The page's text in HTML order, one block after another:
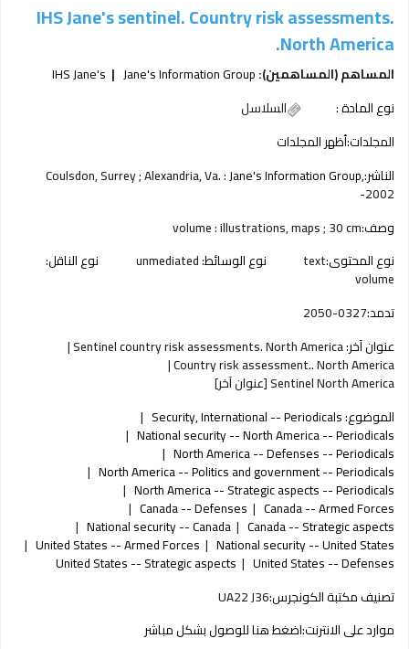
IHS Jane's sentinel. Country risk assessments.
North America.
المساهم (المساهمين):Jane's Information Group
IHS Jane's
نوع المادة :
السلاسل
المجلدات:أظهر المجلدات
الناشر:
Coulsdon, Surrey ; Alexandria, Va. :Jane's Information Group,
2002-
وصف:volume : illustrations, maps ; 30 cm
نوع المحتوى:text نوع الوسائط:unmediated نوع الناقل:
volume
تدمد:2050-0327
عنوان آخر:Sentinel country risk assessments. North America
Country risk assessment.. North America
Sentinel North America [عنوان آخر]
الموضوع:Security, International -- Periodicals
National security -- North America -- Periodicals
North America -- Defenses -- Periodicals
North America -- Politics and government -- Periodicals
North America -- Strategic aspects -- Periodicals
Canada -- Armed Forces
Canada -- Defenses
Canada -- Strategic aspects
National security -- Canada
National security -- United States
United States -- Armed Forces
United States -- Defenses
United States -- Strategic aspects
تصنيف مكتبة الكونجرس:UA22 J36
موارد على الانترنت:اضغط هنا للوصول بشكل مباشر